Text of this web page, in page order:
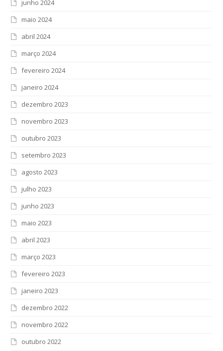
junho 2024
maio 2024
abril 2024
março 2024
fevereiro 2024
janeiro 2024
dezembro 2023
novembro 2023
outubro 2023
setembro 2023
agosto 2023
julho 2023
junho 2023
maio 2023
abril 2023
março 2023
fevereiro 2023
janeiro 2023
dezembro 2022
novembro 2022
outubro 2022